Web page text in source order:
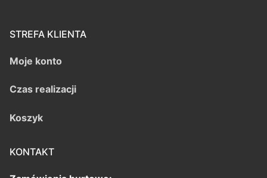
STREFA KLIENTA
Moje konto
Czas realizacji
Koszyk
KONTAKT